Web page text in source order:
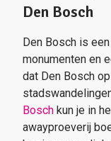
Den Bosch
Den Bosch is
monumenten en
dat Den Bosch
Bosch kun je in
awayproeverij